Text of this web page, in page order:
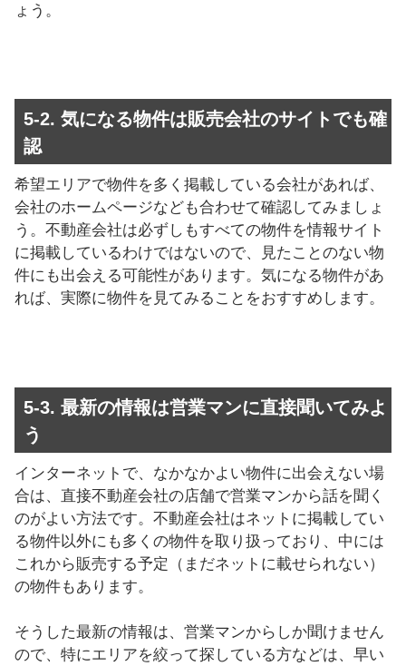
ょう。
5-2. 気になる物件は販売会社のサイトでも確
認
希望エリアで物件を多く掲載している会社があれば、
会社のホームページなども合わせて確認してみましょ
う。不動産会社は必ずしもすべての物件を情報サイト
に掲載しているわけではないので、見たことのない物
件にも出会える可能性があります。気になる物件があ
れば、実際に物件を見てみることをおすすめします。
5-3. 最新の情報は営業マンに直接聞いてみよ
う
インターネットで、なかなかよい物件に出会えない場
合は、直接不動産会社の店舗で営業マンから話を聞く
のがよい方法です。不動産会社はネットに掲載してい
る物件以外にも多くの物件を取り扱っており、中には
これから販売する予定（まだネットに載せられない）
の物件もあります。
そうした最新の情報は、営業マンからしか聞けません
ので、特にエリアを絞って探している方などは、早い